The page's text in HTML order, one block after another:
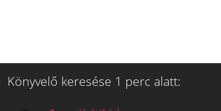
Könyvelő keresése 1 perc alatt: